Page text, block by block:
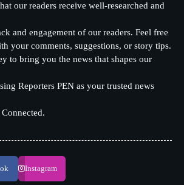
our readers receive well-researched and
and engagement of our readers. Feel free
your comments, suggestions, or story tips.
to bring you the news that shapes our
Reporters PEN as your trusted news
Instagram